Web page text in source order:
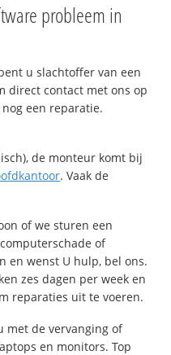
probleem in
u slachtoffer van een
direct contact met ons op
nog een reparatie.
de monteur komt bij
. Vaak de
of we sturen een
of
en wenst U hulp, bel ons.
zes dagen per week en
reparaties uit te voeren.
met de vervanging of
en monitors. Top